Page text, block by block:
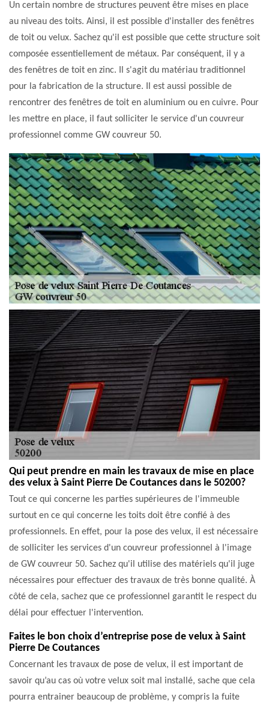
Un certain nombre de structures peuvent être mises en place
au niveau des toits. Ainsi, il est possible d'installer des fenêtres
de toit ou velux. Sachez qu'il est possible que cette structure soit
composée essentiellement de métaux. Par conséquent, il y a
des fenêtres de toit en zinc. Il s'agit du matériau traditionnel
pour la fabrication de la structure. Il est aussi possible de
rencontrer des fenêtres de toit en aluminium ou en cuivre. Pour
les mettre en place, il faut solliciter le service d'un couvreur
professionnel comme GW couvreur 50.
Qui peut prendre en main les travaux de mise en place
des velux à Saint Pierre De Coutances dans le 50200?
Tout ce qui concerne les parties supérieures de l'immeuble
surtout en ce qui concerne les toits doit être confié à des
professionnels. En effet, pour la pose des velux, il est nécessaire
de solliciter les services d'un couvreur professionnel à l'image
de GW couvreur 50. Sachez qu'il utilise des matériels qu'il juge
nécessaires pour effectuer des travaux de très bonne qualité. À
côté de cela, sachez que ce professionnel garantit le respect du
délai pour effectuer l'intervention.
Faites le bon choix d’entreprise pose de velux à Saint
Pierre De Coutances
Concernant les travaux de pose de velux, il est important de
savoir qu’au cas où votre velux soit mal installé, sache que cela
pourra entrainer beaucoup de problème, y compris la fuite